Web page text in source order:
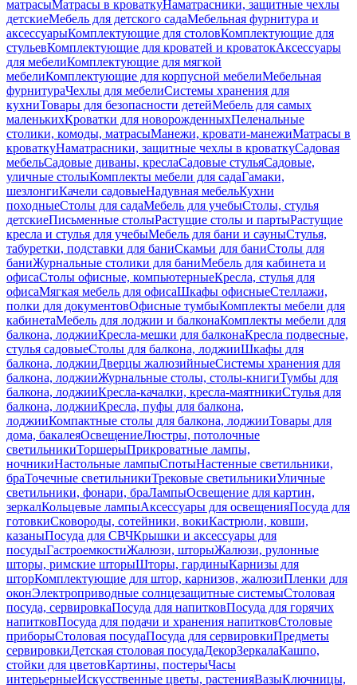
матрасыМатрасы в кроваткуНаматрасники, защитные чехлы
детскиеМебель для детского садаМебельная фурнитура и
аксессуарыКомплектующие для столовКомплектующие для
стульевКомплектующие для кроватей и кроватокАксессуары
для мебелиКомплектующие для мягкой
мебелиКомплектующие для корпусной мебелиМебельная
фурнитураЧехлы для мебелиСистемы хранения для
кухниТовары для безопасности детейМебель для самых
маленькихКроватки для новорожденныхПеленальные
столики, комоды, матрасыМанежи, кровати-манежиМатрасы в
кроваткуНаматрасники, защитные чехлы в кроваткуСадовая
мебельСадовые диваны, креслаСадовые стульяСадовые,
уличные столыКомплекты мебели для садаГамаки,
шезлонгиКачели садовыеНадувная мебельКухни
походныеСтолы для садаМебель для учебыСтолы, стулья
детскиеПисьменные столыРастущие столы и партыРастущие
кресла и стулья для учебыМебель для бани и сауныСтулья,
табуретки, подставки для баниСкамьи для баниСтолы для
баниЖурнальные столики для баниМебель для кабинета и
офисаСтолы офисные, компьютерныеКресла, стулья для
офисаМягкая мебель для офисаШкафы офисныеСтеллажи,
полки для документовОфисные тумбыКомплекты мебели для
кабинетаМебель для лоджии и балконаКомплекты мебели для
балкона, лоджииКресла-мешки для балконаКресла подвесные,
стулья садовыеСтолы для балкона, лоджииШкафы для
балкона, лоджииДверцы жалюзийныеСистемы хранения для
балкона, лоджииЖурнальные столы, столы-книгиТумбы для
балкона, лоджииКресла-качалки, кресла-маятникиСтулья для
балкона, лоджииКресла, пуфы для балкона,
лоджииКомпактные столы для балкона, лоджииТовары для
дома, бакалеяОсвещениеЛюстры, потолочные
светильникиТоршерыПрикроватные лампы,
ночникиНастольные лампыСпотыНастенные светильники,
браТочечные светильникиТрековые светильникиУличные
светильники, фонари, браЛампыОсвещение для картин,
зеркалКольцевые лампыАксессуары для освещенияПосуда для
готовкиСковороды, сотейники, вокиКастрюли, ковши,
казаныПосуда для СВЧКрышки и аксессуары для
посудыГастроемкостиЖалюзи, шторыЖалюзи, рулонные
шторы, римские шторыШторы, гардиныКарнизы для
шторКомплектующие для штор, карнизов, жалюзиПленки для
оконЭлектроприводные солнцезащитные системыСтоловая
посуда, сервировкаПосуда для напитковПосуда для горячих
напитковПосуда для подачи и хранения напитковСтоловые
приборыСтоловая посудаПосуда для сервировкиПредметы
сервировкиДетская столовая посудаДекорЗеркалаКашпо,
стойки для цветовКартины, постерыЧасы
интерьерныеИскусственные цветы, растенияВазыКлючницы,